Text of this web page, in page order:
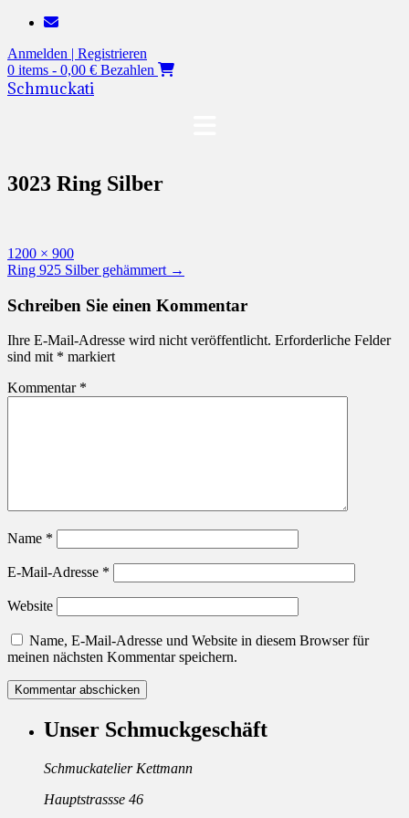
Zum
springen
Anmelden | Registrieren
0 items - 0,00 € Bezahlen
Schmuckati
3023 Ring Silber
Originalgröße
1200 × 900
Beitragsnavigation
Ring 925 Silber gehämmert →
Schreiben Sie einen Kommentar
Ihre E-Mail-Adresse wird nicht veröffentlicht. Erforderliche Felder
sind mit * markiert
Kommentar *
Name *
E-Mail-Adresse *
Website
Name, E-Mail-Adresse und Website in diesem Browser für
meinen nächsten Kommentar speichern.
Unser Schmuckgeschäft
Schmuckatelier Kettmann
Hauptstrassse 46